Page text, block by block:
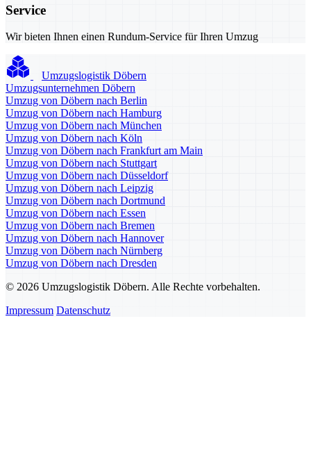
Service
Wir bieten Ihnen einen Rundum-Service für Ihren Umzug
Umzugslogistik Döbern
Umzugsunternehmen Döbern
Umzug von Döbern nach Berlin
Umzug von Döbern nach Hamburg
Umzug von Döbern nach München
Umzug von Döbern nach Köln
Umzug von Döbern nach Frankfurt am Main
Umzug von Döbern nach Stuttgart
Umzug von Döbern nach Düsseldorf
Umzug von Döbern nach Leipzig
Umzug von Döbern nach Dortmund
Umzug von Döbern nach Essen
Umzug von Döbern nach Bremen
Umzug von Döbern nach Hannover
Umzug von Döbern nach Nürnberg
Umzug von Döbern nach Dresden
© 2026 Umzugslogistik Döbern. Alle Rechte vorbehalten.
Impressum Datenschutz